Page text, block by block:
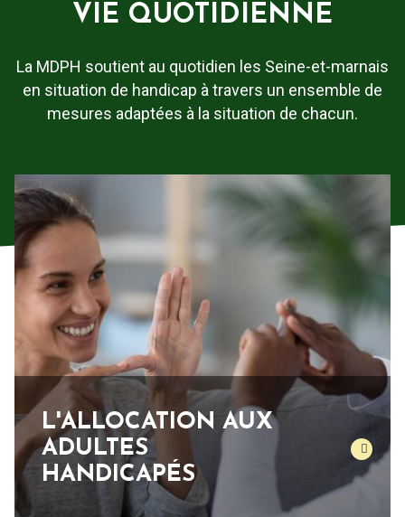
VIE QUOTIDIENNE
La MDPH soutient au quotidien les Seine-et-marnais
en situation de handicap à travers un ensemble de
mesures adaptées à la situation de chacun.
L'ALLOCATION AUX
ADULTES
HANDICAPÉS